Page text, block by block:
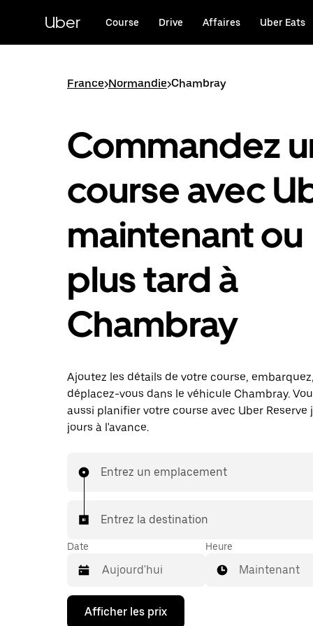
principal
Uber Course Drive Affaires Uber Eats
France>Normandie>Chambray
Commandez
course avec
maintenant ou
plus tard à
Chambray
Ajoutez les détails de votre course,
déplacez-vous dans le véhicule Chambray.
aussi planifier votre course avec Uber Reserve
jours à l'avance.
Entrez un emplacement
Entrez la destination
Date
Appuyez
Heure
Maintenant
Afficher les prix